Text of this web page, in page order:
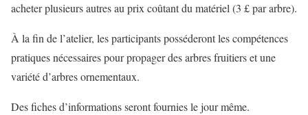
acheter plusieurs autres au prix coûtant du matériel (3 £ par arbre).
À la fin de l’atelier, les participants posséderont les compétences
pratiques nécessaires pour propager des arbres fruitiers et une
variété d’arbres ornementaux.
Des fiches d’informations seront fournies le jour même.